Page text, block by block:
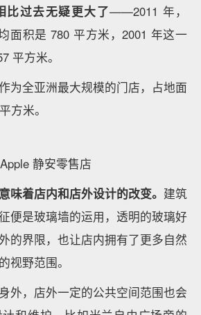
位于米兰自由广场的中心
一个 Apple 零售店的选址往往最
济、人文发展的程度。Apple 的选
置，更是投资城市的发展。